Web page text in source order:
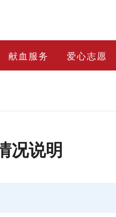
献血服务 爱心志愿
况说明